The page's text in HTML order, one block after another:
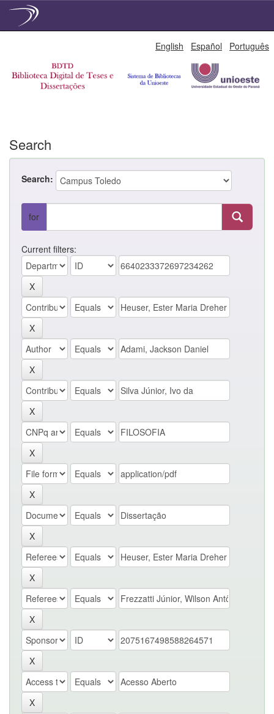
English Español Português
Search
Search:
for
Current filters: